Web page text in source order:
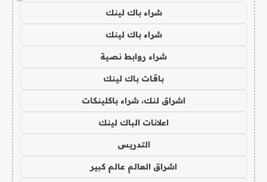
شراء باك لينك
شراء باك لينك
شراء روابط نصية
باقات باك لينك
اشراق لنك، شراء باكلينكات
اعلانات الباك لينك
التدريس
اشراق العالم عالم كبير